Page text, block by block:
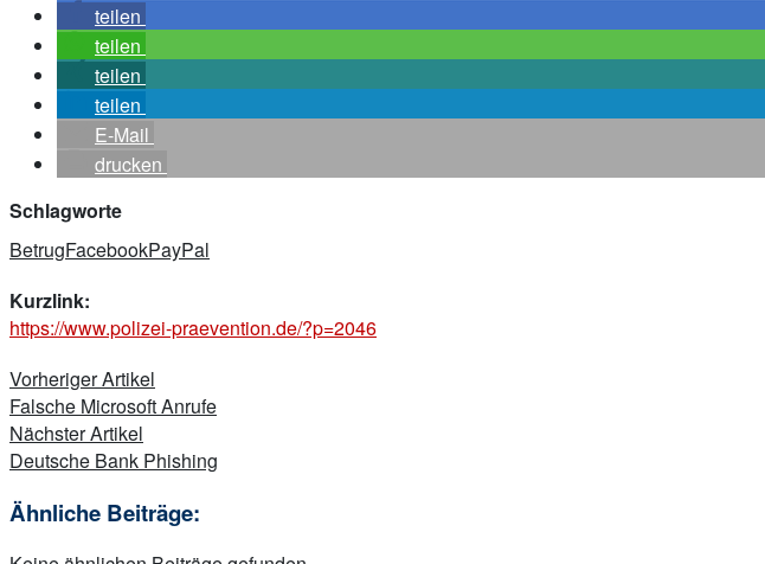
teilen
teilen
teilen
teilen
E-Mail
drucken
Schlagworte
BetrugFacebookPayPal
Kurzlink:
https://www.polizei-praevention.de/?p=2046
Beitragsnavigation
Vorheriger Artikel
Falsche Microsoft Anrufe
Nächster Artikel
Deutsche Bank Phishing
Ähnliche Beiträge: